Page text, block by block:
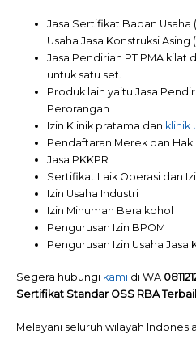
Jasa Sertifikat Badan
Usaha Jasa Konstruksi Asing
Jasa Pendirian PT PMA kilat
untuk satu set.
Produk lain yaitu Jasa
Perorangan
Izin Klinik pratama dan klinik
Pendaftaran Merek dan Hak
Jasa PKKPR
Sertifikat Laik Operasi dan
Izin Usaha Industri
Izin Minuman Beralkohol
Pengurusan Izin BPOM
Pengurusan Izin Usaha Jasa
Segera hubungi kami di WA
Sertifikat Standar OSS RBA
Melayani seluruh wilayah